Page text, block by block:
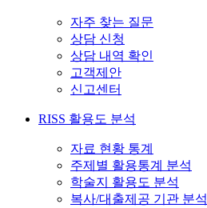
자주 찾는 질문
상담 신청
상담 내역 확인
고객제안
신고센터
RISS 활용도 분석
자료 현황 통계
주제별 활용통계 분석
학술지 활용도 분석
복사/대출제공 기관 분석